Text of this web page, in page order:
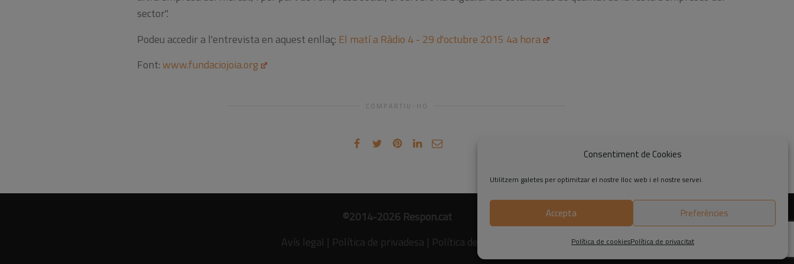
Consentiment de Cookies
Utilitzem galetes per optimitzar el nostre lloc web i el nostre servei.
Accepta Preferències
Política de cookiesPolítica de privacitat
sector".
Podeu accedir a l'entrevista en aquest enllaç: El matí a Ràdio 4 - 29 d'octubre 2015 4a hora
Font:www.fundaciojoia.org
COMPARTIU-HO
©2014-2026 Respon.cat
Avís legal | Política de privadesa | Política de cookies